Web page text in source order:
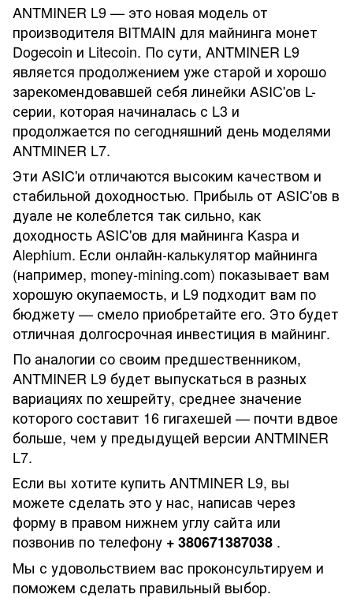
ANTMINER L9 — это новая модель от
производителя BITMAIN для майнинга монет
Dogecoin и Litecoin. По сути, ANTMINER L9
является продолжением уже старой и хорошо
зарекомендовавшей себя линейки ASIC'ов L-
серии, которая начиналась с L3 и
продолжается по сегодняшний день моделями
ANTMINER L7.
Эти ASIC'и отличаются высоким качеством и
стабильной доходностью. Прибыль от ASIC'ов в
дуале не колеблется так сильно, как
доходность ASIC'ов для майнинга Kaspa и
Alephium. Если онлайн-калькулятор майнинга
(например, money-mining.com) показывает вам
хорошую окупаемость, и L9 подходит вам по
бюджету — смело приобретайте его. Это будет
отличная долгосрочная инвестиция в майнинг.
По аналогии со своим предшественником,
ANTMINER L9 будет выпускаться в разных
вариациях по хешрейту, среднее значение
которого составит 16 гигахешей — почти вдвое
больше, чем у предыдущей версии ANTMINER
L7.
Если вы хотите купить ANTMINER L9, вы
можете сделать это у нас, написав через
форму в правом нижнем углу сайта или
позвонив по телефону +380671387038 .
Мы с удовольствием вас проконсультируем и
поможем сделать правильный выбор.